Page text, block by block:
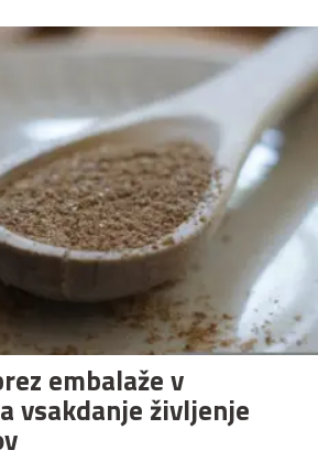
embalaže v
vsakdanje življenje